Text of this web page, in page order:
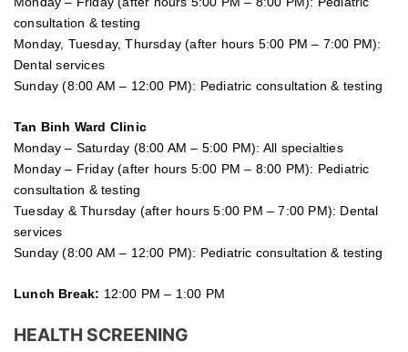
consultation & testing
Monday, Tuesday, Thursday (after hours 5:00 PM – 7:00 PM):
Dental services
Sunday (8:00 AM – 12:00 PM): Pediatric consultation & testing
Tan Binh Ward Clinic
Monday – Saturday (8:00 AM – 5:00 PM): All specialties
Monday – Friday (after hours 5:00 PM – 8:00 PM): Pediatric
consultation & testing
Tuesday & Thursday (after hours 5:00 PM – 7:00 PM): Dental
services
Sunday (8:00 AM – 12:00 PM): Pediatric consultation & testing
Lunch Break: 12:00 PM – 1:00 PM
HEALTH SCREENING